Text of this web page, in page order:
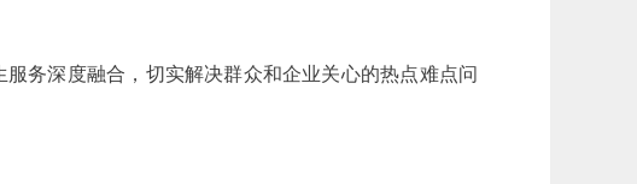
务深度融合，切实解决群众和企业关心的热点难点问